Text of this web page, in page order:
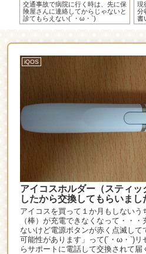
交通事故で病院に行く時は、先に保
険屋さんに連絡してからじゃないと
診てもらえない(´・ω・`)
現
分
書
iQOS
アイコスホルダー（スティ
したから交換してもらいまし
アイコスを買って１か月もしないう
（棒）が充電できなくなって・・
ないけど電源ボタンが赤く点滅し
可能性があります」って(´・ω・`)
らサポートに電話して交換されて届